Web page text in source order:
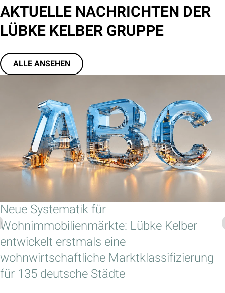
AKTUELLE NACHRICHTEN DER
LÜBKE KELBER GRUPPE
ALLE ANSEHEN
Neue Systematik für
Wohnimmobilienmärkte: Lübke Kelber
entwickelt erstmals eine
wohnwirtschaftliche Marktklassifizierung
für 135 deutsche Städte